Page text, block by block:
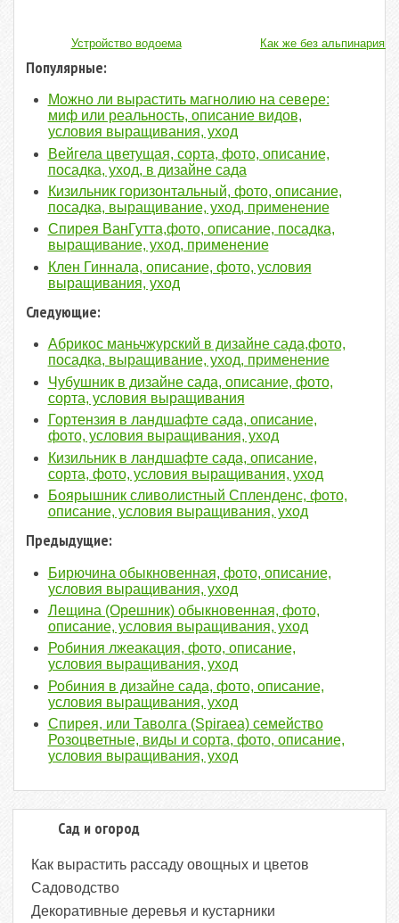
Устройство водоема Как же без альпинария...
Популярные:
Можно ли вырастить магнолию на севере:
миф или реальность, описание видов,
условия выращивания, уход
Вейгела цветущая, сорта, фото, описание,
посадка, уход, в дизайне сада
Кизильник горизонтальный, фото, описание,
посадка, выращивание, уход, применение
Спирея ВанГутта,фото, описание, посадка,
выращивание, уход, применение
Клен Гиннала, описание, фото, условия
выращивания, уход
Следующие:
Абрикос маньчжурский в дизайне сада,фото,
посадка, выращивание, уход, применение
Чубушник в дизайне сада, описание, фото,
сорта, условия выращивания
Гортензия в ландшафте сада, описание,
фото, условия выращивания, уход
Кизильник в ландшафте сада, описание,
сорта, фото, условия выращивания, уход
Боярышник сливолистный Спленденс, фото,
описание, условия выращивания, уход
Предыдущие:
Бирючина обыкновенная, фото, описание,
условия выращивания, уход
Лещина (Орешник) обыкновенная, фото,
описание, условия выращивания, уход
Робиния лжеакация, фото, описание,
условия выращивания, уход
Робиния в дизайне сада, фото, описание,
условия выращивания, уход
Спирея, или Таволга (Spiraea) семейство
Розоцветные, виды и сорта, фото, описание,
условия выращивания, уход
Сад и огород
Как вырастить рассаду овощных и цветов
Садоводство
Декоративные деревья и кустарники